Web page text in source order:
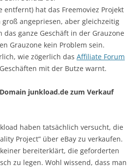
entfernt) hat das Freemoviez Projekt
angepriesen, aber gleichzeitig
das ganze Geschäft in der Grauzone
Grauzone kein Problem sein.
wie zögerlich das Affiliate Forum
mit der Butze warnt.
junkload.de zum Verkauf
haben tatsächlich versucht, die
Project” über eBay zu verkaufen.
bereiterklärt, die geforderten
zu legen. Wohl wissend, dass man